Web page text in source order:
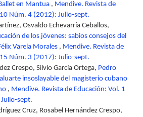
en Mantua , Mendive. Revista de
Núm. 4 (2012): Julio-sept.
Osvaldo Echevarría Ceballos,
de los jóvenes: sabios consejos del
Varela Morales , Mendive. Revista de
Núm. 3 (2017): Julio-sept.
Crespo, Silvio García Ortega, Pedro
insoslayable del magisterio cubano
, Mendive. Revista de Educación: Vol. 1
sept.
Cruz, Rosabel Hernández Crespo,